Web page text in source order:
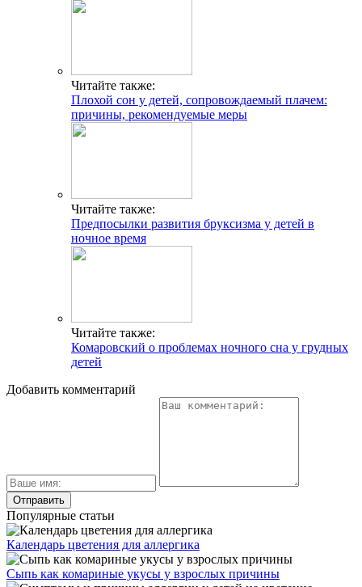
Читайте также:
Плохой сон у детей, сопровождаемый плачем:
причины, рекомендуемые меры
Читайте также:
Предпосылки развития бруксизма у детей в
ночное время
Читайте также:
Комаровский о проблемах ночного сна у грудных
детей
Добавить комментарий
Популярные статьи
Календарь цветения для аллергика
Сыпь как комариные укусы у взрослых причины